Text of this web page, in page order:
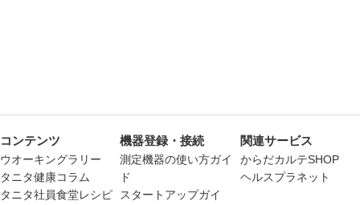
コンテンツ
ウオーキングラリー
タニタ健康コラム
タニタ社員食堂レシピ
機器登録・接続
測定機器の使い方ガイ
ド
スタートアップガイ
関連サービス
からだカルテSHOP
ヘルスプラネット